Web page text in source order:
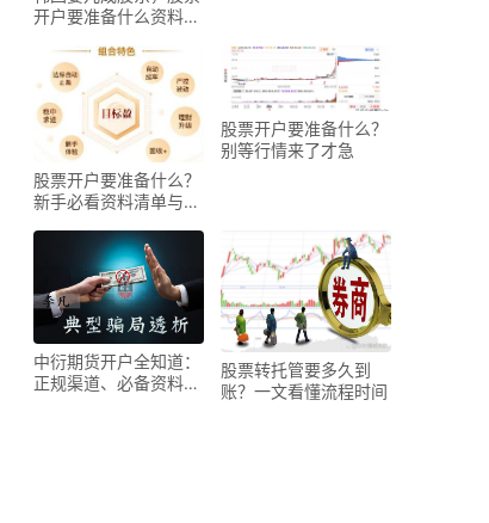
开户要准备什么资料？
股票开户要准备什么？
新手必看资料清单与避
股票开户要准备什么？
别等行情来了才急
中衍期货开户全知道：
正规渠道、必备资料及
股票转托管要多久到
账？一文看懂流程时间